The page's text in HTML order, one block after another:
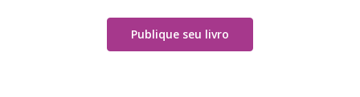
Publique seu livro